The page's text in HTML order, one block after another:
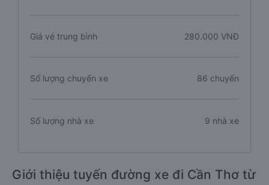
Giá vé trung bình 280.000 VNĐ
Số lượng chuyến xe 86 chuyến
Số lượng nhà xe 9 nhà xe
Giới thiệu tuyến đường xe đi Cần Thơ từ